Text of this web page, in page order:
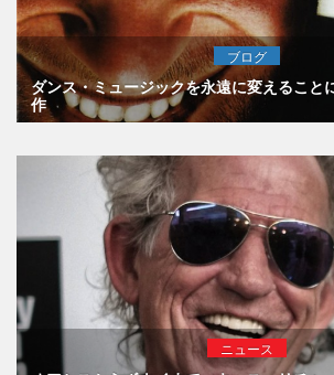
ブログ
ダンス・ミュージックを永遠に変えること
作
ニュース